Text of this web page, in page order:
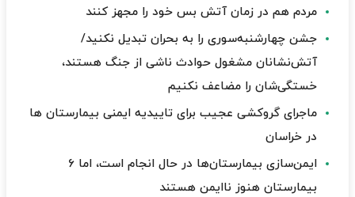
مردم هم در زمان آتش بس خود را مجهز کنند
جشن چهارشنبه‌سوری را به بحران تبدیل نکنید/
آتش‌نشانان مشغول حوادث ناشی از جنگ هستند،
خستگی‌شان را مضاعف نکنیم
ماجرای گروکشی عجیب برای تاییدیه ایمنی بیمارستان ها
در خراسان
ایمن‌سازی بیمارستان‌ها در حال انجام است، اما ۶
بیمارستان هنوز ناایمن هستند